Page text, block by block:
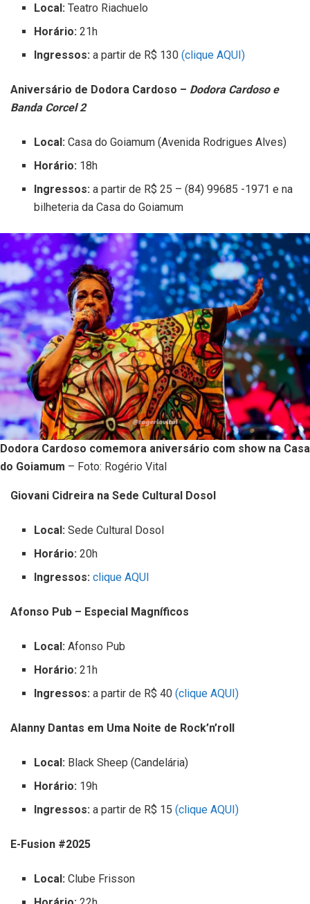
Local:Teatro Riachuelo
Horário: 21h
Ingressos:a partir de R$ 130 (clique AQUI)
Aniversário de Dodora Cardoso – Dodora Cardoso e
Banda Corcel 2
Local:Casa do Goiamum (Avenida Rodrigues Alves)
Horário: 18h
Ingressos:a partir de R$ 25 – (84) 99685 -1971 e na
bilheteria da Casa do Goiamum
Dodora Cardoso comemora aniversário com show na Casa
do Goiamum – Foto: Rogério Vital
Giovani Cidreira na Sede Cultural Dosol
Local:Sede Cultural Dosol
Horário: 20h
Ingressos:clique AQUI
Afonso Pub – Especial Magníficos
Local: Afonso Pub
Horário:21h
Ingressos: a partir de R$ 40(clique AQUI)
Alanny Dantas em Uma Noite de Rock’n’roll
Local: Black Sheep (Candelária)
Horário: 19h
Ingressos: a partir de R$ 15 (clique AQUI)
E-Fusion #2025
Local:Clube Frisson